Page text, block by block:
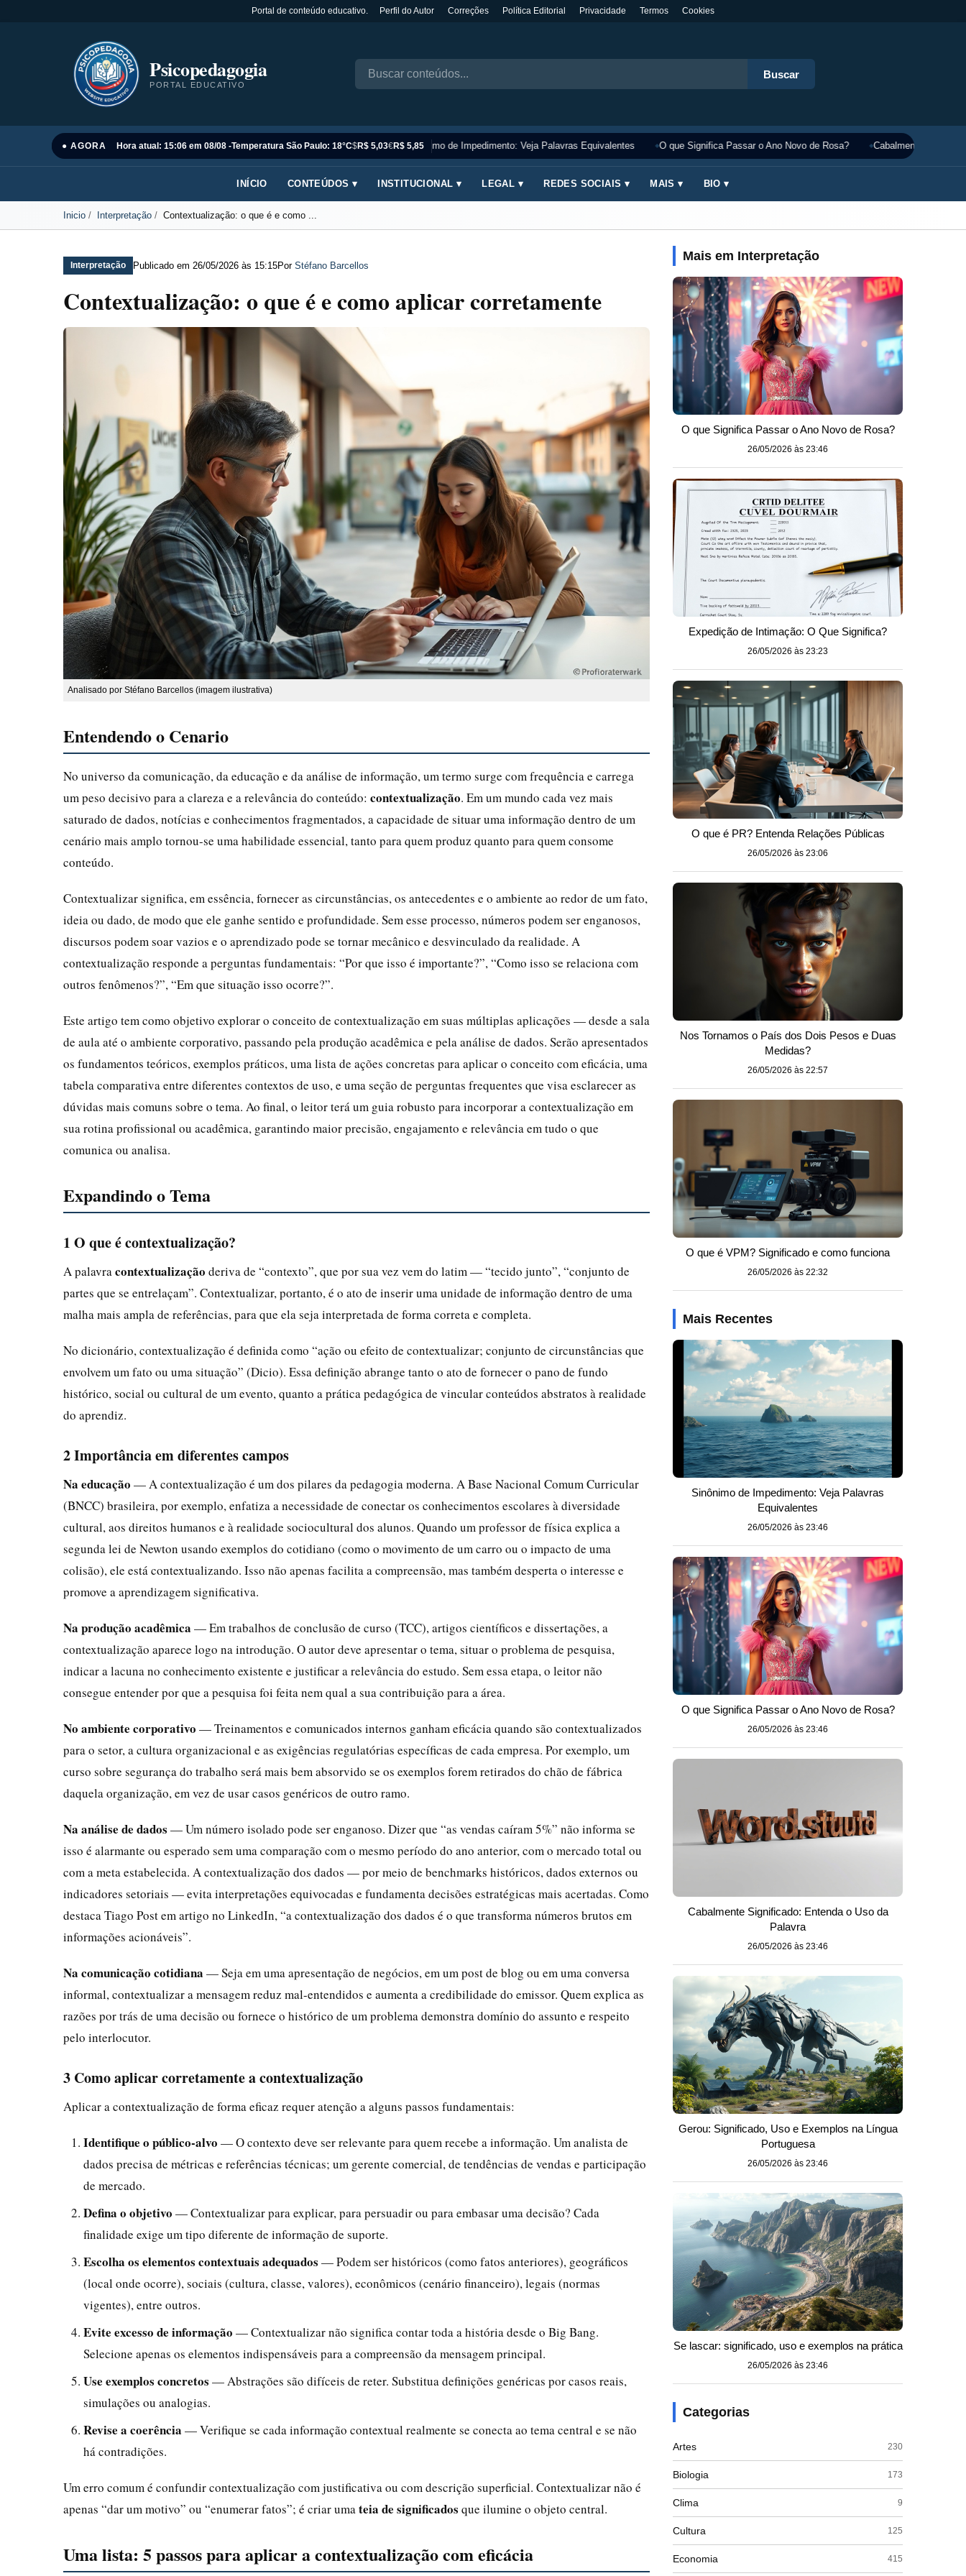
Portal de conteúdo educativo. Perfil do Autor Correções Política Editorial Privacidade Termos Cookies
Psicopedagogia
PORTAL EDUCATIVO
Buscar
● AGORA Hora atual: 15:06 em 08/08 -Temperatura São Paulo: 18°C$R$ 5,03€R$ 5,85
Sinônimo de Impedimento: Veja Palavras Equivalentes O que Significa Passar o Ano Novo de Rosa? Cabalmente
INÍCIO CONTEÚDOS ▾ INSTITUCIONAL ▾ LEGAL ▾ REDES SOCIAIS ▾ MAIS ▾ BIO ▾
Inicio Interpretação Contextualização: o que é e como ...
Interpretação Publicado em 26/05/2026 às 15:15Por Stéfano Barcellos
Contextualização: o que é e como aplicar corretamente
Analisado por Stéfano Barcellos (imagem ilustrativa)
Entendendo o Cenario
No universo da comunicação, da educação e da análise de informação, um termo surge com frequência e carrega
um peso decisivo para a clareza e a relevância do conteúdo: contextualização. Em um mundo cada vez mais
saturado de dados, notícias e conhecimentos fragmentados, a capacidade de situar uma informação dentro de um
cenário mais amplo tornou-se uma habilidade essencial, tanto para quem produz quanto para quem consome
conteúdo.
Contextualizar significa, em essência, fornecer as circunstâncias, os antecedentes e o ambiente ao redor de um fato,
ideia ou dado, de modo que ele ganhe sentido e profundidade. Sem esse processo, números podem ser enganosos,
discursos podem soar vazios e o aprendizado pode se tornar mecânico e desvinculado da realidade. A
contextualização responde a perguntas fundamentais: “Por que isso é importante?”, “Como isso se relaciona com
outros fenômenos?”, “Em que situação isso ocorre?”.
Este artigo tem como objetivo explorar o conceito de contextualização em suas múltiplas aplicações — desde a sala
de aula até o ambiente corporativo, passando pela produção acadêmica e pela análise de dados. Serão apresentados
os fundamentos teóricos, exemplos práticos, uma lista de ações concretas para aplicar o conceito com eficácia, uma
tabela comparativa entre diferentes contextos de uso, e uma seção de perguntas frequentes que visa esclarecer as
dúvidas mais comuns sobre o tema. Ao final, o leitor terá um guia robusto para incorporar a contextualização em
sua rotina profissional ou acadêmica, garantindo maior precisão, engajamento e relevância em tudo o que
comunica ou analisa.
Expandindo o Tema
1 O que é contextualização?
A palavra contextualização deriva de “contexto”, que por sua vez vem do latim — “tecido junto”, “conjunto de
partes que se entrelaçam”. Contextualizar, portanto, é o ato de inserir uma unidade de informação dentro de uma
malha mais ampla de referências, para que ela seja interpretada de forma correta e completa.
No dicionário, contextualização é definida como “ação ou efeito de contextualizar; conjunto de circunstâncias que
envolvem um fato ou uma situação” (Dicio). Essa definição abrange tanto o ato de fornecer o pano de fundo
histórico, social ou cultural de um evento, quanto a prática pedagógica de vincular conteúdos abstratos à realidade
do aprendiz.
2 Importância em diferentes campos
Na educação — A contextualização é um dos pilares da pedagogia moderna. A Base Nacional Comum Curricular
(BNCC) brasileira, por exemplo, enfatiza a necessidade de conectar os conhecimentos escolares à diversidade
cultural, aos direitos humanos e à realidade sociocultural dos alunos. Quando um professor de física explica a
segunda lei de Newton usando exemplos do cotidiano (como o movimento de um carro ou o impacto de uma
colisão), ele está contextualizando. Isso não apenas facilita a compreensão, mas também desperta o interesse e
promove a aprendizagem significativa.
Na produção acadêmica — Em trabalhos de conclusão de curso (TCC), artigos científicos e dissertações, a
contextualização aparece logo na introdução. O autor deve apresentar o tema, situar o problema de pesquisa,
indicar a lacuna no conhecimento existente e justificar a relevância do estudo. Sem essa etapa, o leitor não
consegue entender por que a pesquisa foi feita nem qual a sua contribuição para a área.
No ambiente corporativo — Treinamentos e comunicados internos ganham eficácia quando são contextualizados
para o setor, a cultura organizacional e as exigências regulatórias específicas de cada empresa. Por exemplo, um
curso sobre segurança do trabalho será mais bem absorvido se os exemplos forem retirados do chão de fábrica
daquela organização, em vez de usar casos genéricos de outro ramo.
Na análise de dados — Um número isolado pode ser enganoso. Dizer que “as vendas caíram 5%” não informa se
isso é alarmante ou esperado sem uma comparação com o mesmo período do ano anterior, com o mercado total ou
com a meta estabelecida. A contextualização dos dados — por meio de benchmarks históricos, dados externos ou
indicadores setoriais — evita interpretações equivocadas e fundamenta decisões estratégicas mais acertadas. Como
destaca Tiago Post em artigo no LinkedIn, “a contextualização dos dados é o que transforma números brutos em
informações acionáveis”.
Na comunicação cotidiana — Seja em uma apresentação de negócios, em um post de blog ou em uma conversa
informal, contextualizar a mensagem reduz mal-entendidos e aumenta a credibilidade do emissor. Quem explica as
razões por trás de uma decisão ou fornece o histórico de um problema demonstra domínio do assunto e respeito
pelo interlocutor.
3 Como aplicar corretamente a contextualização
Aplicar a contextualização de forma eficaz requer atenção a alguns passos fundamentais:
Identifique o público-alvo — O contexto deve ser relevante para quem recebe a informação. Um analista de
dados precisa de métricas e referências técnicas; um gerente comercial, de tendências de vendas e participação
de mercado.
Defina o objetivo — Contextualizar para explicar, para persuadir ou para embasar uma decisão? Cada
finalidade exige um tipo diferente de informação de suporte.
Escolha os elementos contextuais adequados — Podem ser históricos (como fatos anteriores), geográficos
(local onde ocorre), sociais (cultura, classe, valores), econômicos (cenário financeiro), legais (normas
vigentes), entre outros.
Evite excesso de informação — Contextualizar não significa contar toda a história desde o Big Bang.
Selecione apenas os elementos indispensáveis para a compreensão da mensagem principal.
Use exemplos concretos — Abstrações são difíceis de reter. Substitua definições genéricas por casos reais,
simulações ou analogias.
Revise a coerência — Verifique se cada informação contextual realmente se conecta ao tema central e se não
há contradições.
Um erro comum é confundir contextualização com justificativa ou com descrição superficial. Contextualizar não é
apenas “dar um motivo” ou “enumerar fatos”; é criar uma teia de significados que ilumine o objeto central.
Uma lista: 5 passos para aplicar a contextualização com eficácia
Mais em Interpretação
O que Significa Passar o Ano Novo de Rosa?
26/05/2026 às 23:46
Expedição de Intimação: O Que Significa?
26/05/2026 às 23:23
O que é PR? Entenda Relações Públicas
26/05/2026 às 23:06
Nos Tornamos o País dos Dois Pesos e Duas
Medidas?
26/05/2026 às 22:57
O que é VPM? Significado e como funciona
26/05/2026 às 22:32
Mais Recentes
Sinônimo de Impedimento: Veja Palavras
Equivalentes
26/05/2026 às 23:46
O que Significa Passar o Ano Novo de Rosa?
26/05/2026 às 23:46
Cabalmente Significado: Entenda o Uso da
Palavra
26/05/2026 às 23:46
Gerou: Significado, Uso e Exemplos na Língua
Portuguesa
26/05/2026 às 23:46
Se lascar: significado, uso e exemplos na prática
26/05/2026 às 23:46
Categorias
Artes 230
Biologia 173
Clima 9
Cultura 125
Economia 415